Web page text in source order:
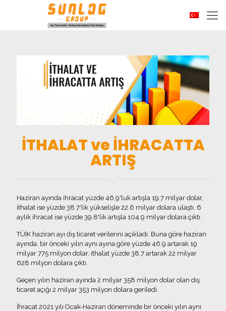
İTHALAT ve İHRACATTA
ARTIŞ
Haziran ayında ihracat yüzde 46.9'luk artışla 19.7 milyar dolar,
ithalat ise yüzde 38.7'lik yükselişle 22.6 milyar dolara ulaştı. 6
aylık ihracat ise yüzde 39.8'lik artışla 104.9 milyar dolara çıktı.
TÜİK haziran ayı dış ticaret verilerini açıkladı. Buna göre haziran
ayında, bir önceki yılın aynı ayına göre yüzde 46.9 artarak 19
milyar 775 milyon dolar, ithalat yüzde 38.7 artarak 22 milyar
628 milyon dolara çıktı.
Geçen yılın haziran ayında 2 milyar 358 milyon dolar olan dış
ticaret açığı 2 milyar 353 milyon dolara geriledi.
İhracat 2021 yılı Ocak-Haziran döneminde bir önceki yılın aynı